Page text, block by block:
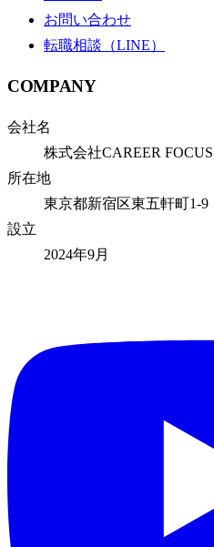
お問い合わせ
転職相談（LINE）
COMPANY
会社名
株式会社CAREER FOCUS
所在地
東京都新宿区東五軒町1-9
設立
2024年9月